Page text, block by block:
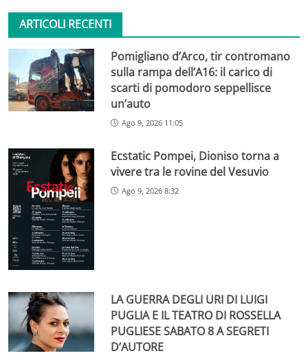
ARTICOLI RECENTI
Pomigliano d’Arco, tir contromano
sulla rampa dell’A16: il carico di
scarti di pomodoro seppellisce
un’auto
Ago 9, 2026 11:05
Ecstatic Pompei, Dioniso torna a
vivere tra le rovine del Vesuvio
Ago 9, 2026 8:32
LA GUERRA DEGLI URI DI LUIGI
PUGLIA E IL TEATRO DI ROSSELLA
PUGLIESE SABATO 8 A SEGRETI
D’AUTORE